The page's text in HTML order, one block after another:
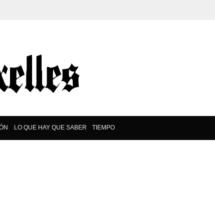
LO QUE HAY QUE SABER TIEMPO